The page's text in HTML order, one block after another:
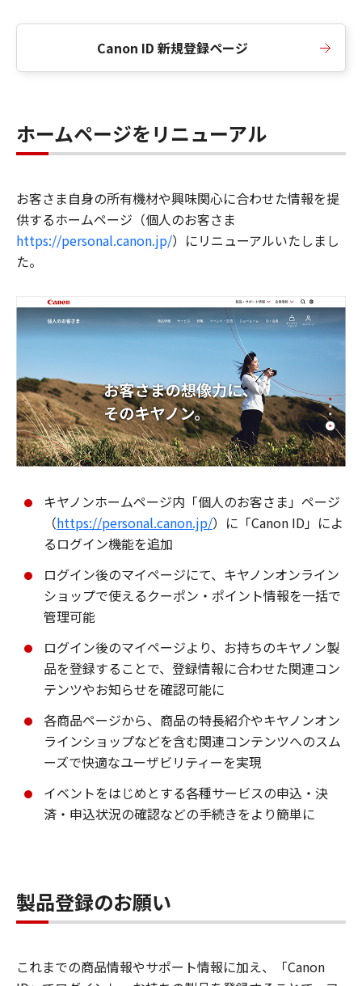
Canon ID 新規登録ページ
ホームページをリニューアル
お客さま自身の所有機材や興味関心に合わせた情報を提
供するホームページ（個人のお客さま
https://personal.canon.jp/）にリニューアルいたしまし
た。
キヤノンホームページ内「個人のお客さま」ページ
（https://personal.canon.jp/）に「Canon ID」によ
るログイン機能を追加
ログイン後のマイページにて、キヤノンオンライン
ショップで使えるクーポン・ポイント情報を一括で
管理可能
ログイン後のマイページより、お持ちのキヤノン製
品を登録することで、登録情報に合わせた関連コン
テンツやお知らせを確認可能に
各商品ページから、商品の特長紹介やキヤノンオン
ラインショップなどを含む関連コンテンツへのスム
ーズで快適なユーザビリティーを実現
イベントをはじめとする各種サービスの申込・決
済・申込状況の確認などの手続きをより簡単に
製品登録のお願い
これまでの商品情報やサポート情報に加え、「Canon